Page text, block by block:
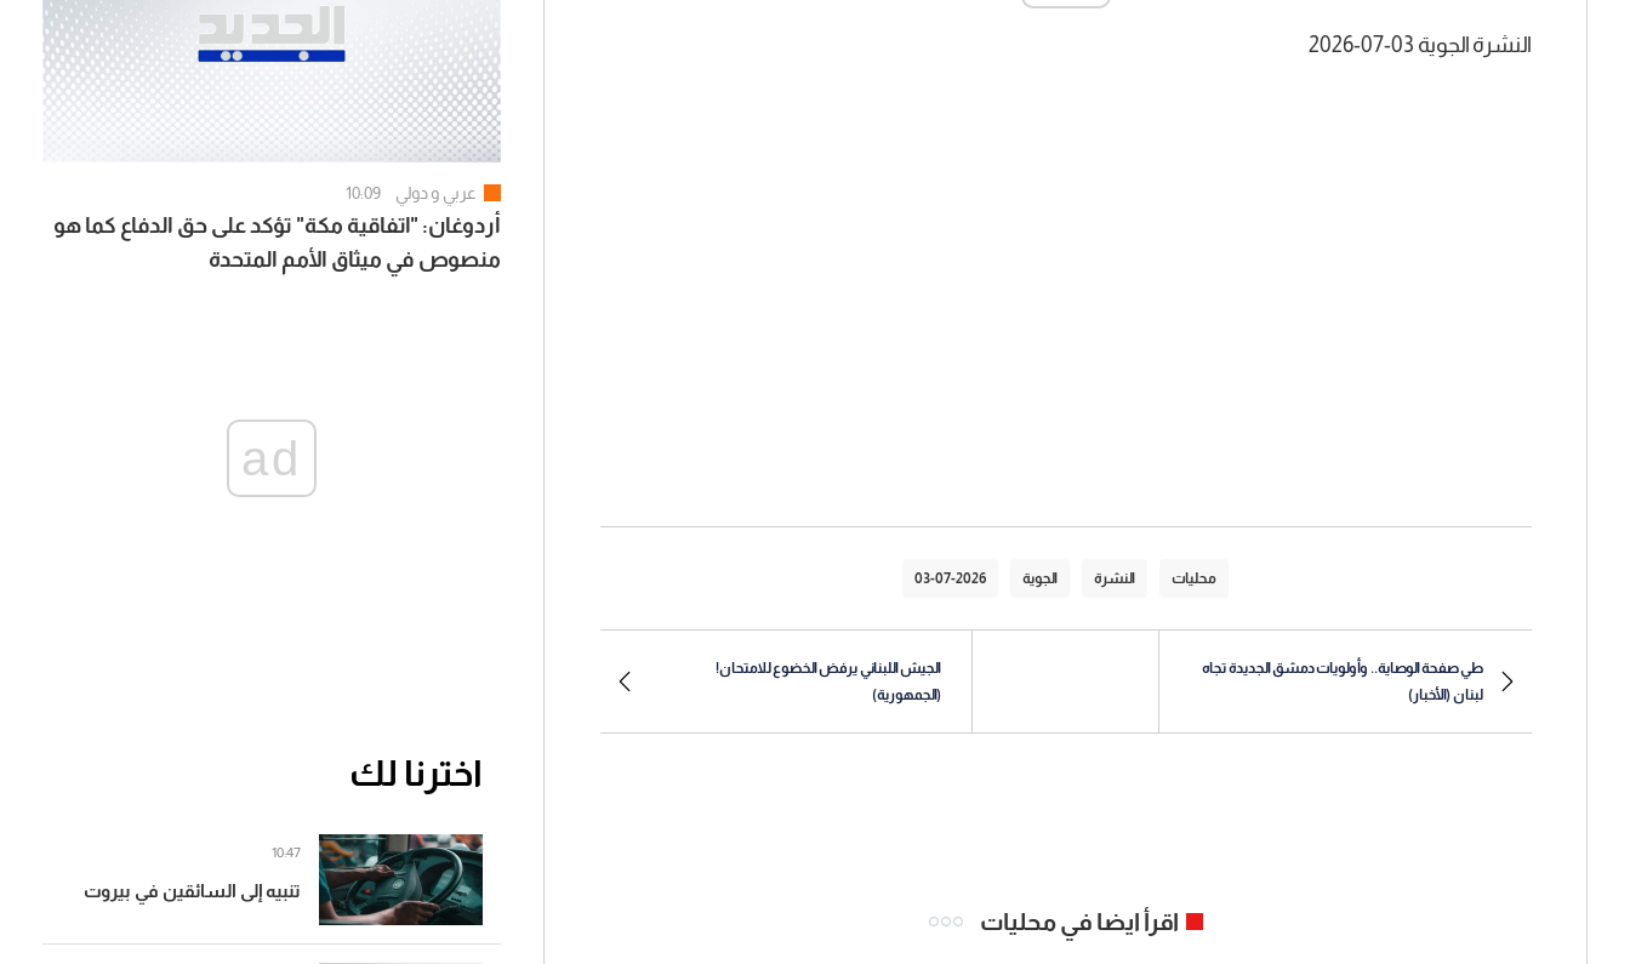
النشرة الجوية 03-07-2026
محليات النشرة الجوية 03-07-2026
طي صفحة الوصاية.. وأولويات دمشق الجديدة تجاه
لبنان (الأخبار)
الجيش اللبناني يرفض الخضوع للامتحان!
(الجمهورية)
اقرأ ايضا في محليات
عربي و دولي 10:09
أردوغان: "اتفاقية مكة" تؤكد على حق الدفاع كما هو
منصوص في ميثاق الأمم المتحدة
ad
اخترنا لك
تنبيه إلى السائقين في بيروت
10:47